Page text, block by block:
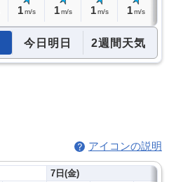
1 m/s 1 m/s 1 m/s 1 m/s
今日明日 2週間天気
アイコンの説明
7日(金)